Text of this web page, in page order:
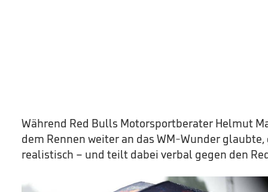
Während Red Bulls Motorsportberater Helmut
dem Rennen weiter an das WM-Wunder
realistisch – und teilt dabei verbal gegen den